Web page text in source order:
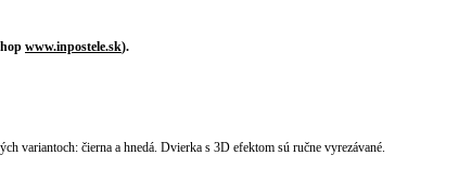
www.inpostele.sk).
čierna a hnedá. Dvierka s 3D efektom sú ručne vyrezávané.